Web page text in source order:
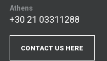
Athens
+30 21 03311288
CONTACT US HERE